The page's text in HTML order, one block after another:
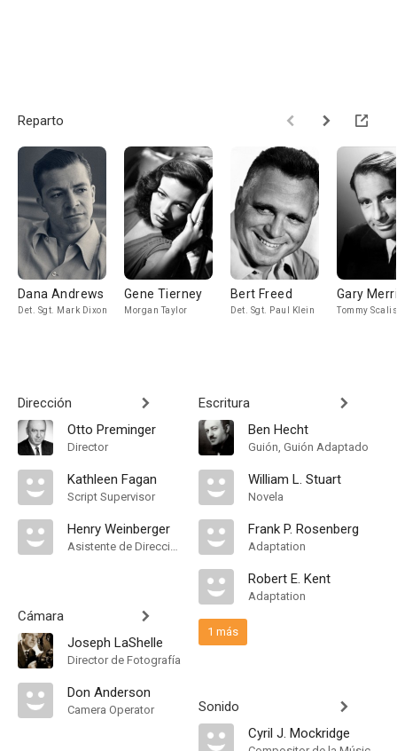
Reparto
Dana Andrews
Det. Sgt. Mark Dixon
Gene Tierney
Morgan Taylor
Bert Freed
Det. Sgt. Paul Klein
Gary
Tommy
Dirección
Otto Preminger
Director
Kathleen Fagan
Script Supervisor
Henry Weinberger
Asistente de Dirección
Cámara
Joseph LaShelle
Director de Fotografía
Don Anderson
Camera Operator
Escritura
Ben Hecht
Guión, Guión Adaptado
William L. Stuart
Novela
Frank P. Rosenberg
Adaptation
Robert E. Kent
Adaptation
1 más
Sonido
Cyril J. Mockridge